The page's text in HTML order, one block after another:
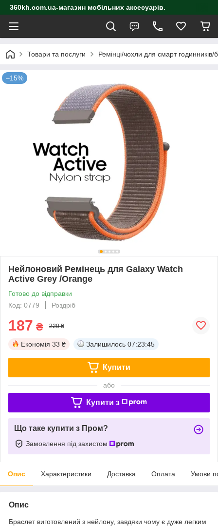
360kh.com.ua-магазин мобільних аксесуарів.
Товари та послуги Ремінці/чохли для смарт годинників/
–15%
Нейлоновий Ремінець для Galaxy Watch
Active Grey /Orange
Готово до відправки
Код: 0779
Роздріб
187 ₴ 220 ₴
Економія 33 ₴ Залишилось 07:23:45
Купити
або
Купити з
Що таке купити з Пром?
Замовлення під захистом
Опис Характеристики Доставка Оплата Умови
Опис
Браслет виготовлений з нейлону, завдяки чому є дуже легким